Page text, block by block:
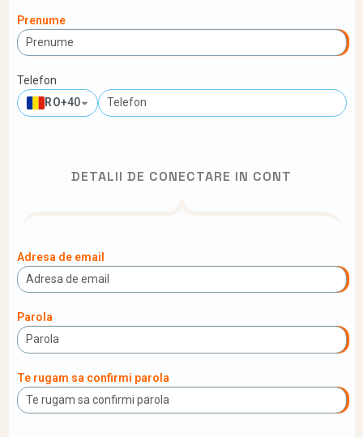
Prenume
Telefon
RO+40
DETALII DE CONECTARE IN CONT
Adresa de email
Parola
Te rugam sa confirmi parola